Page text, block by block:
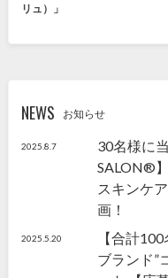
リュ）」
NEWS お知らせ
2025.8.7
30名様に
SALON®
スキンケ
画！
2025.5.20
【合計
ブランド”